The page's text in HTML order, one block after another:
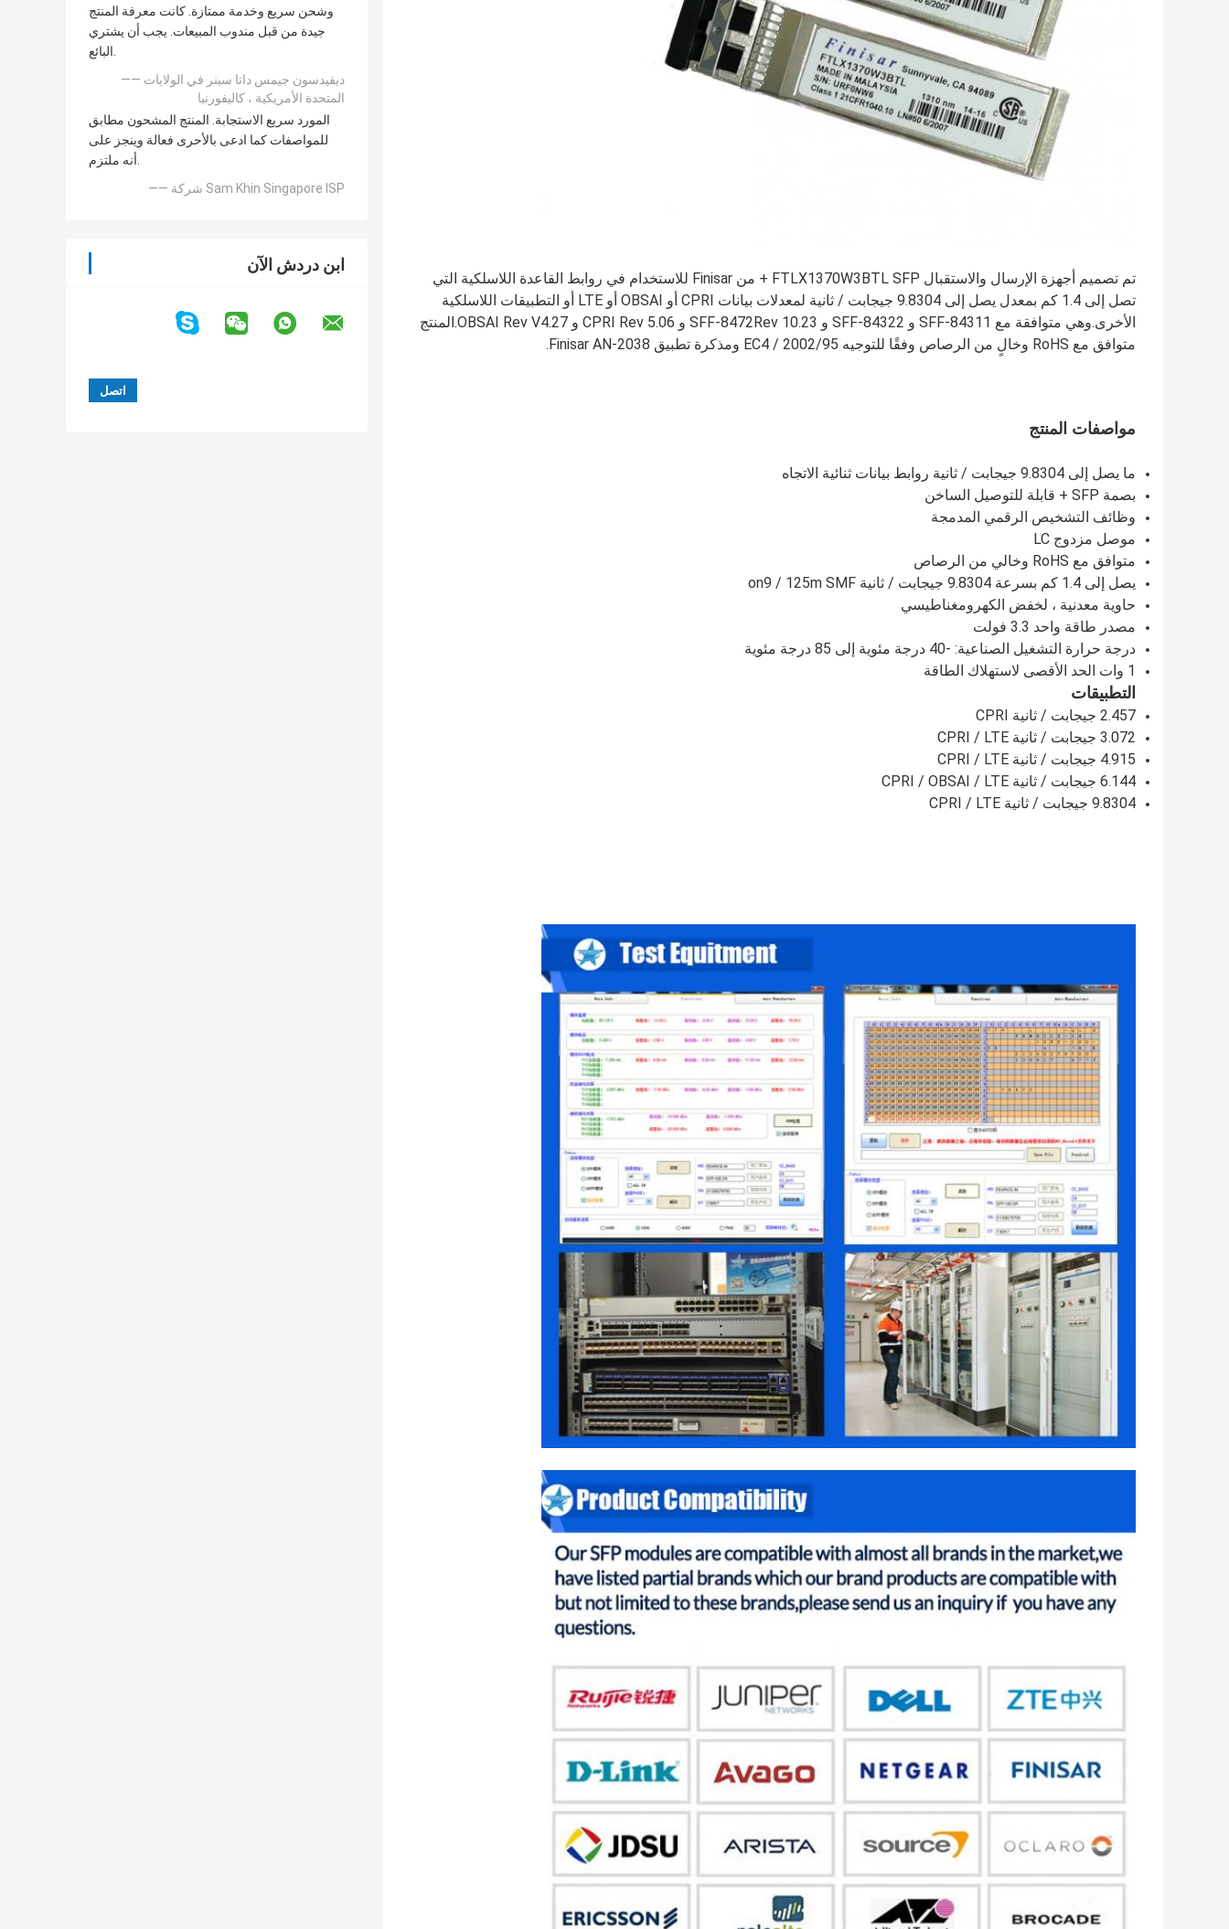
وشحن سريع وخدمة ممتازة. كانت معرفة المنتج
جيدة من قبل مندوب المبيعات. يجب أن يشتري
البائع.
—— ديفيدسون جيمس داتا سينر في الولايات
المتحدة الأمريكية ، كاليفورنيا
المورد سريع الاستجابة. المنتج المشحون مطابق
للمواصفات كما ادعى بالأحرى فعالة وينجز على
أنه ملتزم.
—— شركة Sam Khin Singapore ISP
ابن دردش الآن
تم تصميم أجهزة الإرسال والاستقبال FTLX1370W3BTL SFP + من Finisar للاستخدام في روابط القاعدة اللاسلكية التي
تصل إلى 1.4 كم بمعدل يصل إلى 9.8304 جيجابت / ثانية لمعدلات بيانات CPRI أو OBSAI أو LTE أو التطبيقات اللاسلكية
الأخرى.وهي متوافقة مع SFF-84311 و SFF-84322 و SFF-8472Rev 10.23 و CPRI Rev 5.06 و OBSAI Rev V4.27.المنتج
متوافق مع RoHS وخالٍ من الرصاص وفقًا للتوجيه 2002/95 / EC4 ومذكرة تطبيق Finisar AN-2038.
مواصفات المنتج
ما يصل إلى 9.8304 جيجابت / ثانية روابط بيانات ثنائية الاتجاه
بصمة SFP + قابلة للتوصيل الساخن
وظائف التشخيص الرقمي المدمجة
موصل مزدوج LC
متوافق مع RoHS وخالي من الرصاص
يصل إلى 1.4 كم بسرعة 9.8304 جيجابت / ثانية on9 / 125m SMF
حاوية معدنية ، لخفض الكهرومغناطيسي
مصدر طاقة واحد 3.3 فولت
درجة حرارة التشغيل الصناعية: -40 درجة مئوية إلى 85 درجة مئوية
1 وات الحد الأقصى لاستهلاك الطاقة
التطبيقات
2.457 جيجابت / ثانية CPRI
3.072 جيجابت / ثانية CPRI / LTE
4.915 جيجابت / ثانية CPRI / LTE
6.144 جيجابت / ثانية CPRI / OBSAI / LTE
9.8304 جيجابت / ثانية CPRI / LTE